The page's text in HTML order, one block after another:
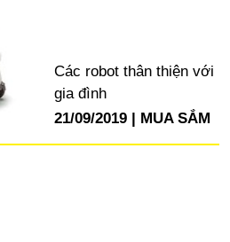
Các robot thân thiện với
gia đình
21/09/2019
MUA SẮM